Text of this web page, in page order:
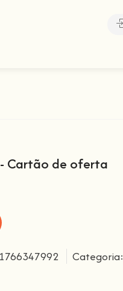
Cartão de oferta
Categoria: